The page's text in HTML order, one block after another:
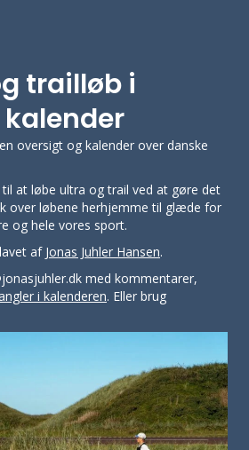
trailløb i
oversigt og kalender over danske
at løbe ultra og trail ved at gøre det
over løbene herhjemme til glæde for
og hele vores sport.
af Jonas Juhler Hansen.
med kommentarer,
i kalenderen. Eller brug